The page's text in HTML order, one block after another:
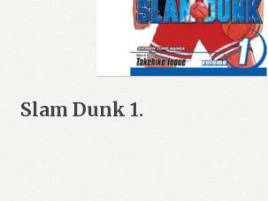
Slam Dunk 1.